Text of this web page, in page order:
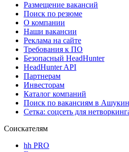
Размещение вакансий
Поиск по резюме
О компании
Наши вакансии
Реклама на сайте
Требования к ПО
Безопасный HeadHunter
HeadHunter API
Партнерам
Инвесторам
Каталог компаний
Поиск по вакансиям в
Сетка: соцсеть для
Соискателям
hh PRO